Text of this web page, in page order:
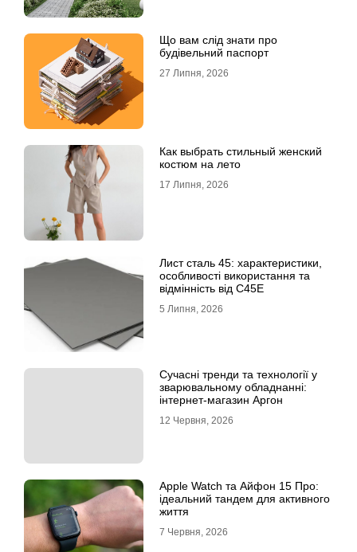
Що вам слід знати про
будівельний паспорт
27 Липня, 2026
Как выбрать стильный женский
костюм на лето
17 Липня, 2026
Лист сталь 45: характеристики,
особливості використання та
відмінність від C45E
5 Липня, 2026
Сучасні тренди та технології у
зварювальному обладнанні:
інтернет-магазин Аргон
12 Червня, 2026
Apple Watch та Айфон 15 Про:
ідеальний тандем для активного
життя
7 Червня, 2026